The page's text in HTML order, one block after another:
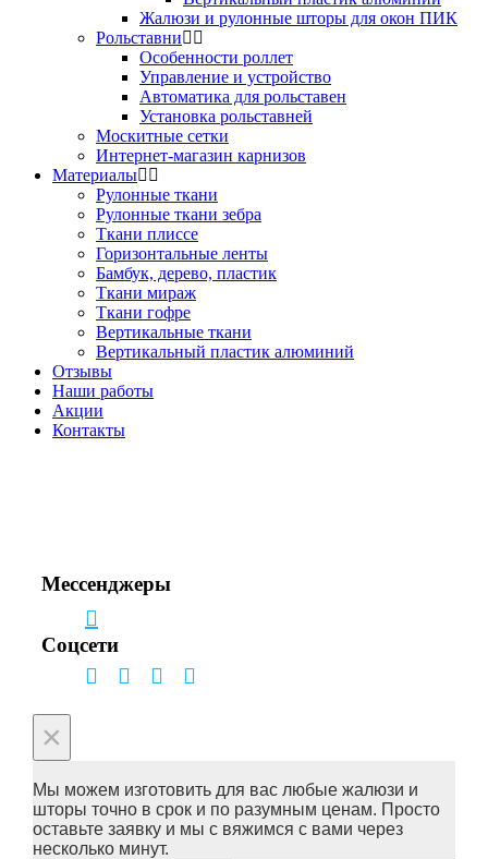
Жалюзи и рулонные шторы для окон ПИК
Рольставни
Особенности роллет
Управление и устройство
Автоматика для рольставен
Установка рольставней
Москитные сетки
Интернет-магазин карнизов
Материалы
Рулонные ткани
Рулонные ткани зебра
Ткани плиссе
Горизонтальные ленты
Бамбук, дерево, пластик
Ткани мираж
Ткани гофре
Вертикальные ткани
Вертикальный пластик алюминий
Отзывы
Наши работы
Акции
Контакты
Мессенджеры
Соцсети
×
Мы можем изготовить для вас любые жалюзи и
шторы точно в срок и по разумным ценам. Просто
оставьте заявку и мы с вяжимся с вами через
несколько минут.